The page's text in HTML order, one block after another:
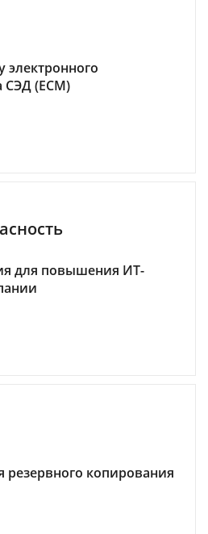
электронного
(ECM)
для повышения ИТ-
резервного копирования